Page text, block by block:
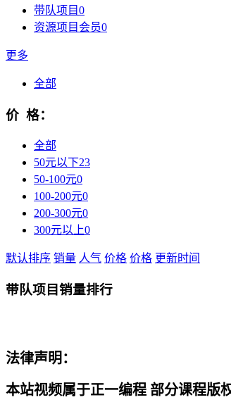
带队项目0
资源项目会员0
更多
全部
价 格：
全部
50元以下23
50-100元0
100-200元0
200-300元0
300元以上0
默认排序 销量 人气 价格 价格 更新时间
带队项目销量排行
法律声明：
本站视频属于正一编程 部分课程版